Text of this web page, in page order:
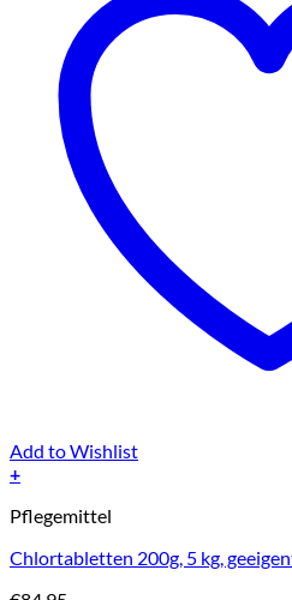
Add to Wishlist
+
Pflegemittel
Chlortabletten 200g, 5 kg,